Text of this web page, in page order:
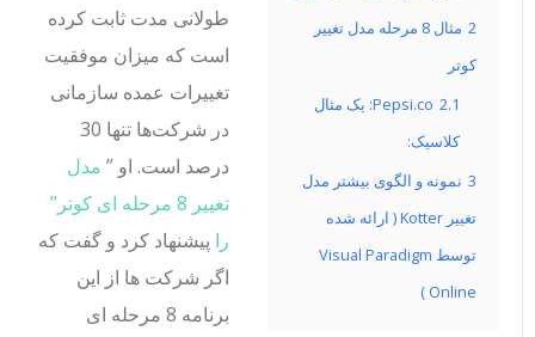
مثال 8 مرحله مدل تغییر
کوتر
2.1
Pepsi.co: یک مثال
کلاسیک:
نمونه و الگوی بیشتر مدل
تغییر Kotter ( ارائه شده
توسط Visual Paradigm
Online )
طولانی مدت ثابت کرده
است که میزان موفقیت
تغییرات عمده سازمانی
در شرکت‌ها تنها 30
درصد است.او ” مدل
تغییر 8 مرحله ای کوتر”
پیشنهاد کرد و گفت که
اگر شرکت ها از این
برنامه 8 مرحله ای